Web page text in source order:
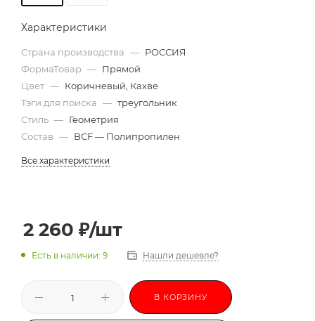
Характеристики
Страна производства — РОССИЯ
ФормаТовар — Прямой
Цвет — Коричневый, Кахве
Тэги для поиска — треугольник
Стиль — Геометрия
Состав — BCF — Полипропилен
Все характеристики
2 260 ₽/шт
Есть в наличии: 9 Нашли дешевле?
В КОРЗИНУ